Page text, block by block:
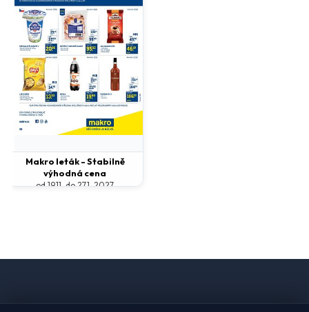
Makro leták - Stabilně
výhodná cena
od 19.11. do 27.1. 2027